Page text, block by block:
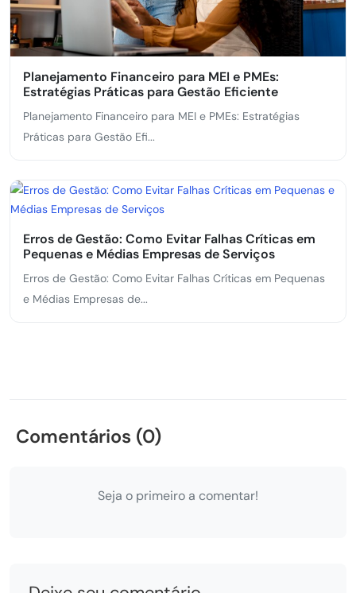
Planejamento Financeiro para MEI e PMEs:
Estratégias Práticas para Gestão Eficiente
Planejamento Financeiro para MEI e PMEs: Estratégias
Práticas para Gestão Efi...
Erros de Gestão: Como Evitar Falhas Críticas em
Pequenas e Médias Empresas de Serviços
Erros de Gestão: Como Evitar Falhas Críticas em Pequenas
e Médias Empresas de...
Comentários (0)
Seja o primeiro a comentar!